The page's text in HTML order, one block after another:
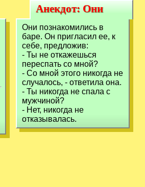
Анекдот: Они
познакомились в
баре. Он
пригласил
Анекдот: Они
познакомились в
баре. Он
пригласил
Они познакомились в
баре. Он пригласил ее, к
себе, предложив:
- Ты не откажешься
переспать со мной?
- Со мной этого никогда не
случалось, - ответила она.
- Ты никогда не спала с
мужчиной?
- Нет, никогда не
отказывалась.